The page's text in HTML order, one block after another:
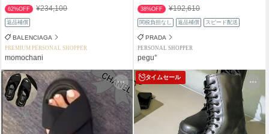
62%OFF ¥234,100
返品補償
BALENCIAGA
PREMIUM PERSONAL SHOPPER
momochani
38%OFF ¥192,610
関税負担なし 返品補償 スピード配送
PRADA
PERSONAL SHOPPER
pegu°
タイムセール